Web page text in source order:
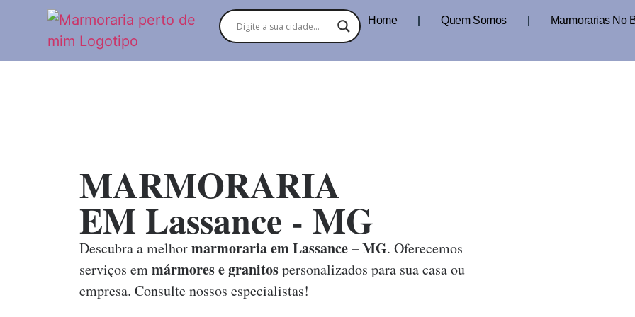
Home Quem Somos Marmorarias No
MARMORARIA
EM Lassance - MG
Descubra a melhormarmoraria em Lassance – MG. Oferecemos
serviços emmármores e granitospersonalizados para sua casa ou
empresa. Consulte nossos especialistas!